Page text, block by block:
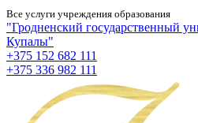
Все услуги учреждения образования
"Гродненский государственный
Купалы"
+375 152 682 111
+375 336 982 111